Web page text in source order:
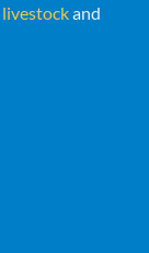
livestockand